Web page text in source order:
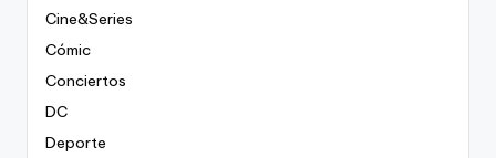
Cine&Series
Cómic
Conciertos
DC
Deporte